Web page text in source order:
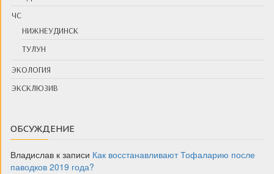
ЧС
НИЖНЕУДИНСК
ТУЛУН
ЭКОЛОГИЯ
ЭКСКЛЮЗИВ
ОБСУЖДЕНИЕ
Владислав к записи Как восстанавливают Тофаларию после
паводков 2019 года?